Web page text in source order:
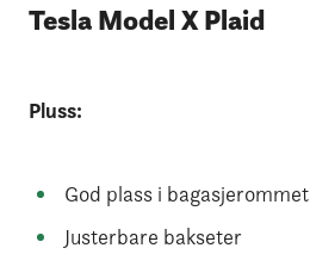
Tesla Model X Plaid
Pluss:
God plass i bagasjerommet
Justerbare bakseter